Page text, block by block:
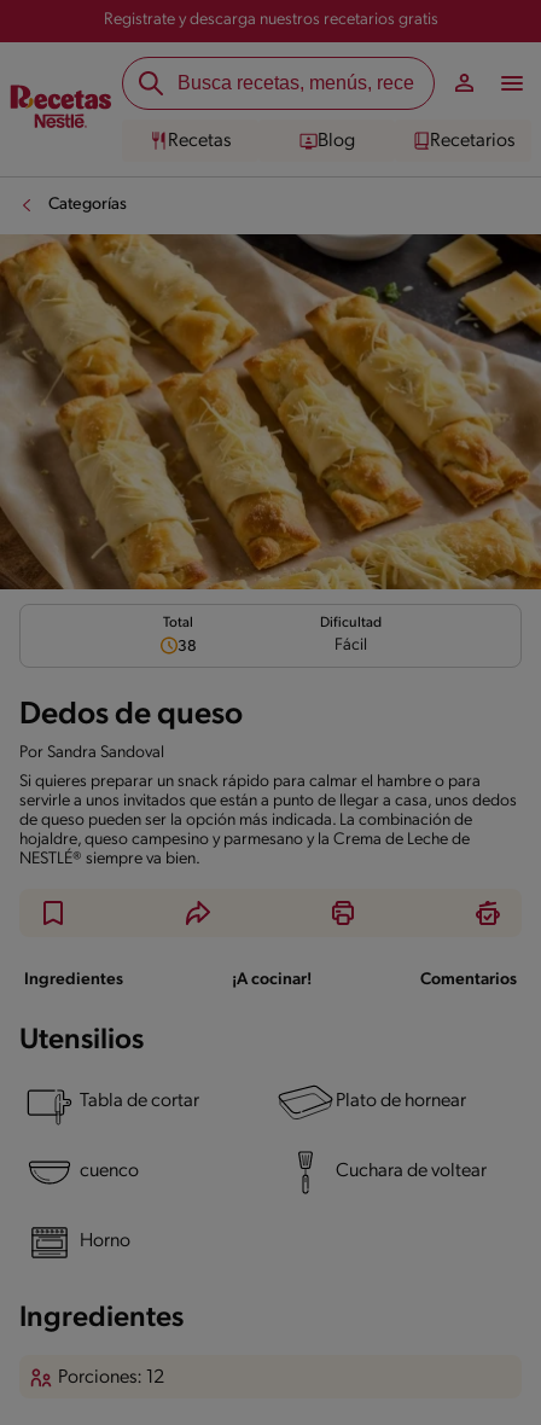
Registrate y descarga nuestros recetarios gratis
Recetas Blog Recetarios
Categorías
Total
38
Dificultad
Fácil
Dedos de queso
Por Sandra Sandoval
Si quieres preparar un snack rápido para calmar el hambre o para
servirle a unos invitados que están a punto de llegar a casa, unos dedos
de queso pueden ser la opción más indicada. La combinación de
hojaldre, queso campesino y parmesano y la Crema de Leche de
NESTLÉ® siempre va bien.
Ingredientes ¡A cocinar! Comentarios
Utensilios
Tabla de cortar Plato de hornear
cuenco Cuchara de voltear
Horno
Ingredientes
Porciones: 12